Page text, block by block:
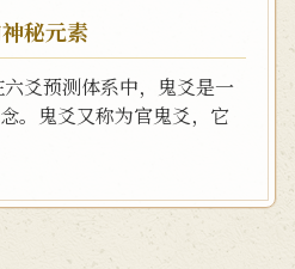
秘元素
爻预测体系中，鬼爻是一
。鬼爻又称为官鬼爻，它